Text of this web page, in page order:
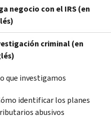
negocio con el IRS (en
criminal (en
que investigamos
identificar los planes
abusivos